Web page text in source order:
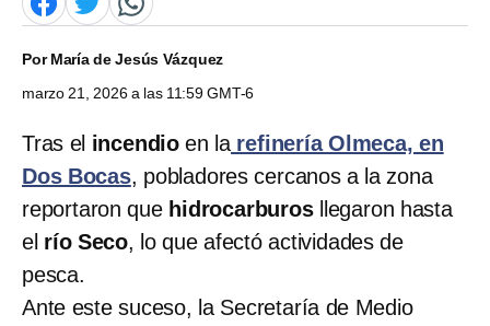
PorMaría de Jesús Vázquez
marzo 21, 2026 a las 11:59 GMT-6
Tras el incendioen la refinería Olmeca, en
Dos Bocas, pobladores cercanos a la zona
reportaron que hidrocarburos llegaron hasta
el río Seco, lo que afectó actividades de
pesca.
Ante este suceso, la Secretaría de Medio